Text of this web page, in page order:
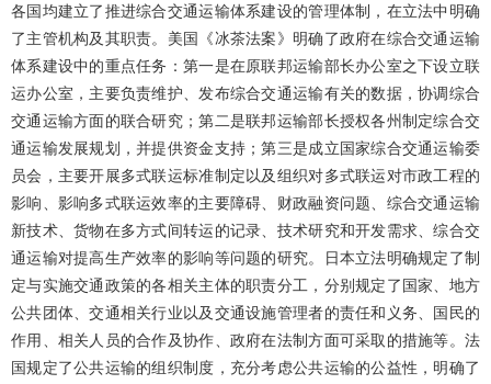
各国均建立了推进综合交通运输体系建设的管理体制，在立法中明确
了主管机构及其职责。美国《冰茶法案》明确了政府在综合交通运输
体系建设中的重点任务：第一是在原联邦运输部长办公室之下设立联
运办公室，主要负责维护、发布综合交通运输有关的数据，协调综合
交通运输方面的联合研究；第二是联邦运输部长授权各州制定综合交
通运输发展规划，并提供资金支持；第三是成立国家综合交通运输委
员会，主要开展多式联运标准制定以及组织对多式联运对市政工程的
影响、影响多式联运效率的主要障碍、财政融资问题、综合交通运输
新技术、货物在多方式间转运的记录、技术研究和开发需求、综合交
通运输对提高生产效率的影响等问题的研究。日本立法明确规定了制
定与实施交通政策的各相关主体的职责分工，分别规定了国家、地方
公共团体、交通相关行业以及交通设施管理者的责任和义务、国民的
作用、相关人员的合作及协作、政府在法制方面可采取的措施等。法
国规定了公共运输的组织制度，充分考虑公共运输的公益性，明确了